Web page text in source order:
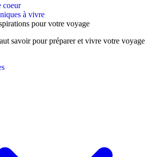
coeur
à vivre
pour votre voyage
savoir pour préparer et vivre votre voyage